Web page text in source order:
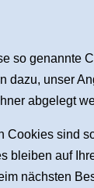
so genannte
dazu, unser
abgelegt
Cookies sind
bleiben auf
nächsten